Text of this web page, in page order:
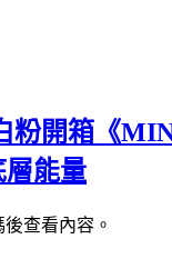
粉開箱《
層能量
查看內容。